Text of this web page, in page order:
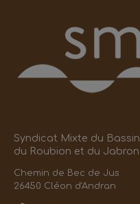
Syndicat Mixte du Bassin
du Roubion et du Jabron
Chemin de Bec de Jus
26450 Cléon d'Andran